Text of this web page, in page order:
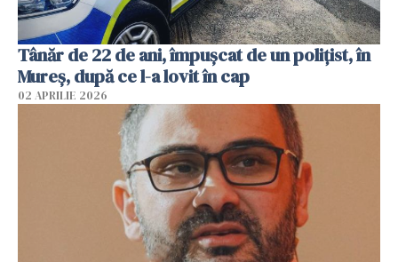
Tânăr de 22 de ani, împușcat de un polițist, în
Mureș, după ce l-a lovit în cap
02 APRILIE 2026